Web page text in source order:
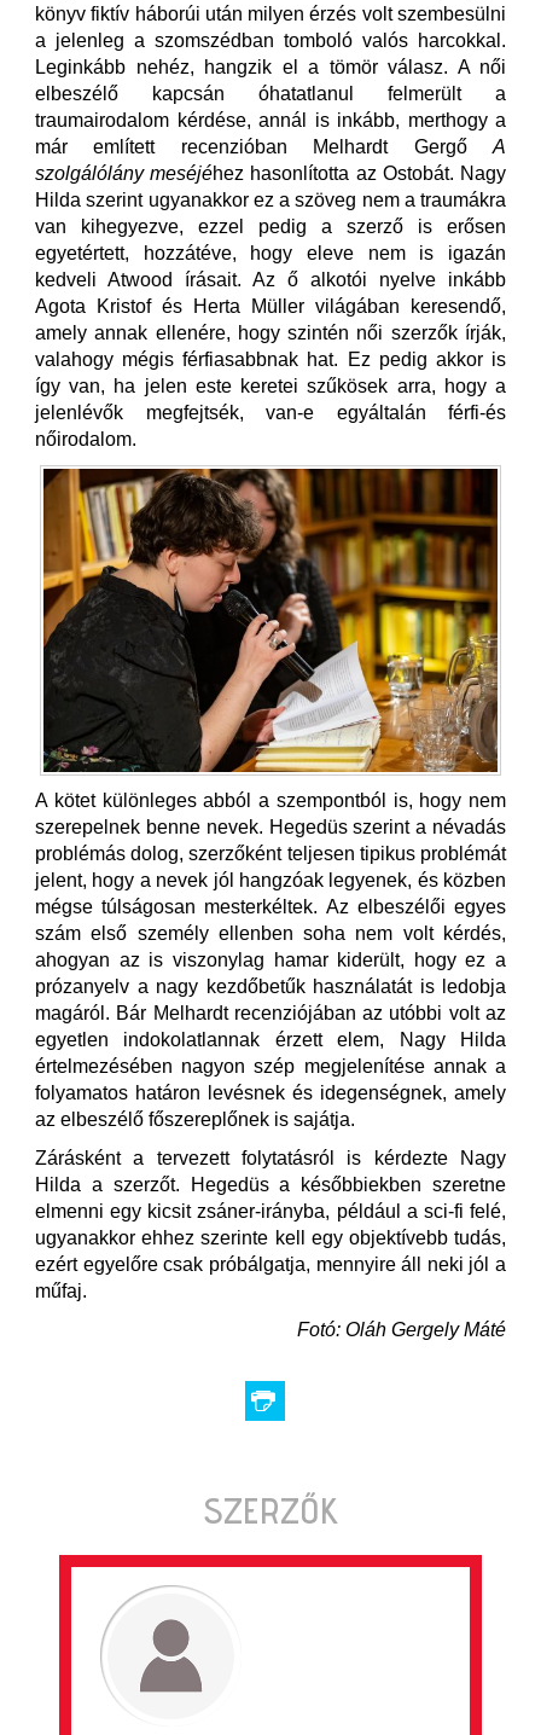
könyv fiktív háborúi után milyen érzés volt szembesülni
a jelenleg a szomszédban tomboló valós harcokkal.
Leginkább nehéz, hangzik el a tömör válasz. A női
elbeszélő kapcsán óhatatlanul felmerült a
traumairodalom kérdése, annál is inkább, merthogy a
már említett recenzióban Melhardt Gergő A
szolgálólány meséjéhez hasonlította az Ostobát. Nagy
Hilda szerint ugyanakkor ez a szöveg nem a traumákra
van kihegyezve, ezzel pedig a szerző is erősen
egyetértett, hozzátéve, hogy eleve nem is igazán
kedveli Atwood írásait. Az ő alkotói nyelve inkább
Agota Kristof és Herta Müller világában keresendő,
amely annak ellenére, hogy szintén női szerzők írják,
valahogy mégis férfiasabbnak hat. Ez pedig akkor is
így van, ha jelen este keretei szűkösek arra, hogy a
jelenlévők megfejtsék, van-e egyáltalán férfi-és
nőirodalom.
A kötet különleges abból a szempontból is, hogy nem
szerepelnek benne nevek. Hegedüs szerint a névadás
problémás dolog, szerzőként teljesen tipikus problémát
jelent, hogy a nevek jól hangzóak legyenek, és közben
mégse túlságosan mesterkéltek. Az elbeszélői egyes
szám első személy ellenben soha nem volt kérdés,
ahogyan az is viszonylag hamar kiderült, hogy ez a
prózanyelv a nagy kezdőbetűk használatát is ledobja
magáról. Bár Melhardt recenziójában az utóbbi volt az
egyetlen indokolatlannak érzett elem, Nagy Hilda
értelmezésében nagyon szép megjelenítése annak a
folyamatos határon levésnek és idegenségnek, amely
az elbeszélő főszereplőnek is sajátja.
Zárásként a tervezett folytatásról is kérdezte Nagy
Hilda a szerzőt. Hegedüs a későbbiekben szeretne
elmenni egy kicsit zsáner-irányba, például a sci-fi felé,
ugyanakkor ehhez szerinte kell egy objektívebb tudás,
ezért egyelőre csak próbálgatja, mennyire áll neki jól a
műfaj.
Fotó: Oláh Gergely Máté
SZERZŐK